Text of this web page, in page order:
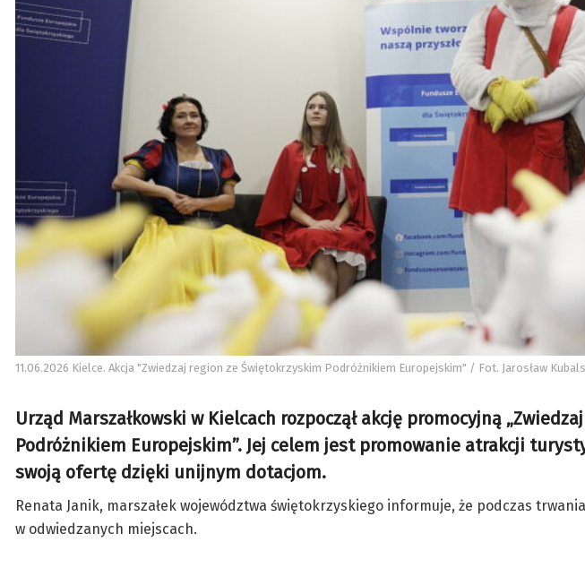
11.06.2026 Kielce. Akcja "Zwiedzaj region ze Świętokrzyskim Podróżnikiem Europejskim" / Fot. Jarosław
Urząd Marszałkowski w Kielcach rozpoczął akcję promocyjną
Podróżnikiem Europejskim”. Jej celem jest promowanie atrakcji
swoją ofertę dzięki unijnym dotacjom.
Renata Janik, marszałek województwa świętokrzyskiego informuje, że podczas
w odwiedzanych miejscach.